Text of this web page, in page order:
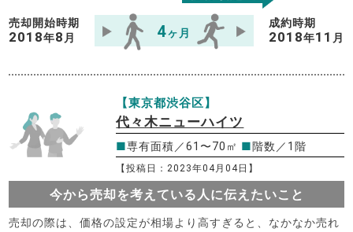
売却開始時期
2018年8 月 4ヶ月
成約時期
2018年11 月
【東京都渋谷区】
代々木ニューハイツ
■専有面積／61〜70㎡ ■階数／1階
【投稿日：2023年04月04日】
今から売却を考えている人に伝えたいこと
売却の際は、価格の設定が相場より高すぎると、なかなか売れ